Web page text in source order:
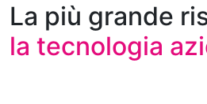
La più grande
la tecnologia